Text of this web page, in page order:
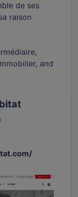
de ses
raison
and